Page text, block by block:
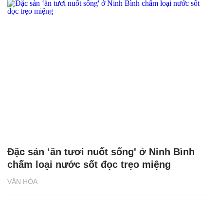
VĂN HÓA
Đặc sản ‘ăn tươi nuốt sống' ở Ninh Bình
chấm loại nước sốt đọc trẹo miệng